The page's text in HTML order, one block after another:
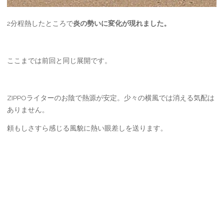
2分程熱したところで炎の勢いに変化が現れました。
ここまでは前回と同じ展開です。
ZIPPOライターのお陰で熱源が安定。少々の横風では消える気配は
ありません。
頼もしさすら感じる風貌に熱い眼差しを送ります。